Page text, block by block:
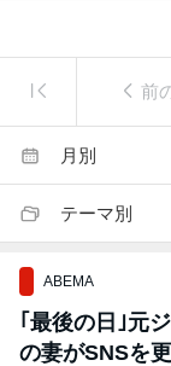
前
月別
テーマ別
ABEMA
｢最後の日｣元
の妻がSNSを